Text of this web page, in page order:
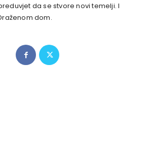
da se stvore novi temelji. I
dom.